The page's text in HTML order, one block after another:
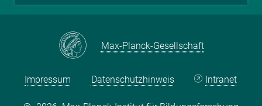
Max-Planck-Gesellschaft
Impressum Datenschutzhinweis Intranet